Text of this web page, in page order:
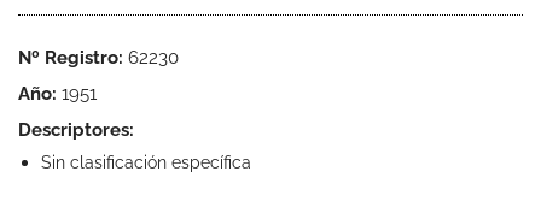
Nº Registro: 62230
Año: 1951
Descriptores:
Sin clasificación específica